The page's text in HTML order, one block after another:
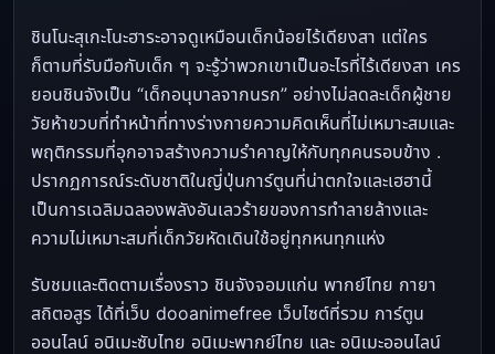
ชินโนะสุเกะโนะฮาระอาจดูเหมือนเด็กน้อยไร้เดียงสา แต่ใคร
ก็ตามที่รับมือกับเด็ก ๆ จะรู้ว่าพวกเขาเป็นอะไรที่ไร้เดียงสา เคร
ยอนชินจังเป็น “เด็กอนุบาลจากนรก” อย่างไม่ลดละเด็กผู้ชาย
วัยห้าขวบที่ทำหน้าที่ทางร่างกายความคิดเห็นที่ไม่เหมาะสมและ
พฤติกรรมที่อุกอาจสร้างความรำคาญให้กับทุกคนรอบข้าง .
ปรากฏการณ์ระดับชาติในญี่ปุ่นการ์ตูนที่น่าตกใจและเฮฮานี้
เป็นการเฉลิมฉลองพลังอันเลวร้ายของการทำลายล้างและ
ความไม่เหมาะสมที่เด็กวัยหัดเดินใช้อยู่ทุกหนทุกแห่ง
รับชมและติดตามเรื่องราว ชินจังจอมแก่น พากย์ไทย กายา
สถิตอสูร ได้ที่เว็บ dooanimefree เว็บไซต์ที่รวม การ์ตูน
ออนไลน์ อนิเมะซับไทย อนิเมะพากย์ไทย และ อนิเมะออนไลน์